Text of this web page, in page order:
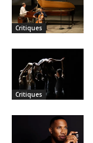
Critiques
Critiques